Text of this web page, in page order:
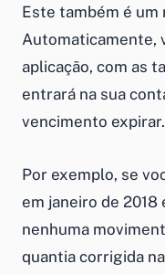
Este também é
Automaticamente,
aplicação, com as
entrará na sua
vencimento expirar.
Por exemplo, se
em janeiro de
nenhuma
quantia corrigida